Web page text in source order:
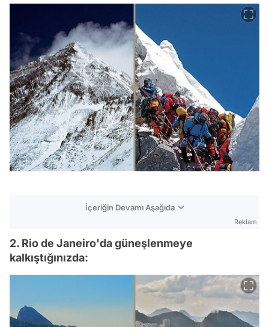
İçeriğin Devamı Aşağıda
Reklam
2. Rio de Janeiro'da güneşlenmeye
kalkıştığınızda: